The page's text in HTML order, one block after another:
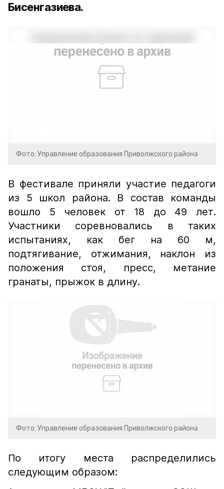
Бисенгазиева.
Фото: Управление образования Приволжского района
В фестивале приняли участие педагоги
из 5 школ района. В состав команды
вошло 5 человек от 18 до 49 лет.
Участники соревновались в таких
испытаниях, как бег на 60 м,
подтягивание, отжимания, наклон из
положения стоя, пресс, метание
гранаты, прыжок в длину.
Фото: Управление образования Приволжского района
По итогу места распределились
следующим образом: